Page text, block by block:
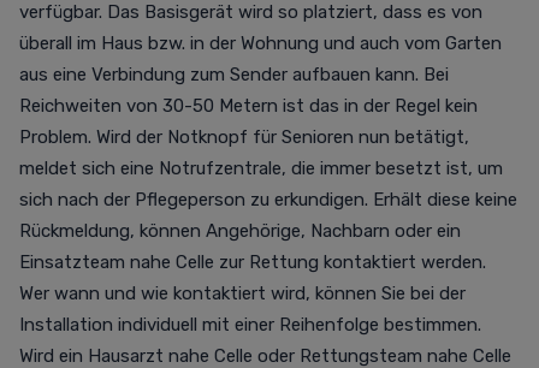
verfügbar. Das Basisgerät wird so platziert, dass es von
überall im Haus bzw. in der Wohnung und auch vom Garten
aus eine Verbindung zum Sender aufbauen kann. Bei
Reichweiten von 30-50 Metern ist das in der Regel kein
Problem. Wird der Notknopf für Senioren nun betätigt,
meldet sich eine Notrufzentrale, die immer besetzt ist, um
sich nach der Pflegeperson zu erkundigen. Erhält diese keine
Rückmeldung, können Angehörige, Nachbarn oder ein
Einsatzteam nahe Celle zur Rettung kontaktiert werden.
Wer wann und wie kontaktiert wird, können Sie bei der
Installation individuell mit einer Reihenfolge bestimmen.
Wird ein Hausarzt nahe Celle oder Rettungsteam nahe Celle